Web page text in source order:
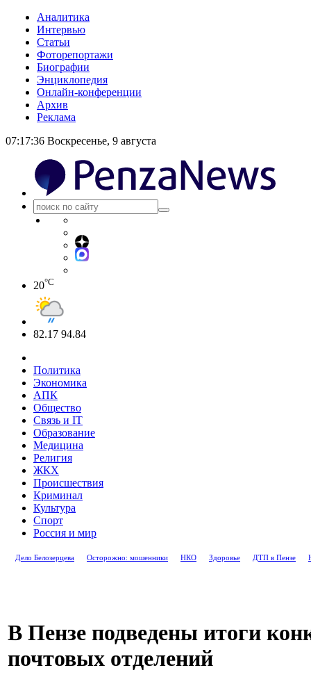
Аналитика
Интервью
Статьи
Фоторепортажи
Биографии
Энциклопедия
Онлайн-конференции
Архив
Реклама
07:17:36 Воскресенье, 9 августа
20°C
82.17 94.84
Политика
Экономика
АПК
Общество
Связь и IT
Образование
Медицина
Религия
ЖКХ
Происшествия
Криминал
Культура
Спорт
Россия и мир
Дело Белозерцева Осторожно: мошенники НКО Здоровье ДТП в Пензе
В Пензе подведены итоги
почтовых отделений